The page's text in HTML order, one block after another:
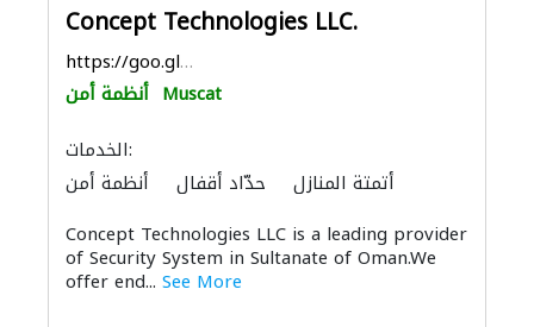
Concept Technologies LLC.
https://goo.gl/maps/4En67qdnHp2Ejgwq9
أنظمة أمن Muscat
الخدمات:
أنظمة أمن
حدّاد أقفال أتمتة المنازل
Concept Technologies LLC is a leading provider
of Security System in Sultanate of Oman.We
offer end... See More